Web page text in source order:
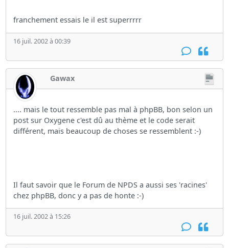
franchement essais le il est superrrrr
16 juil. 2002 à 00:39
Gawax
.... mais le tout ressemble pas mal à phpBB, bon selon un
post sur Oxygene c'est dû au thème et le code serait
différent, mais beaucoup de choses se ressemblent :-)
Il faut savoir que le Forum de NPDS a aussi ses 'racines'
chez phpBB, donc y a pas de honte :-)
16 juil. 2002 à 15:26